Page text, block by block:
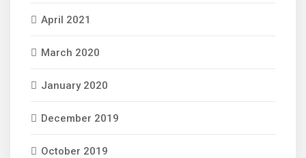
April 2021
March 2020
January 2020
December 2019
October 2019